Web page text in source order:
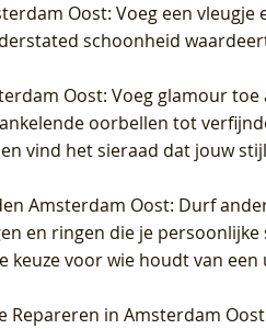
Oost: Voeg een
schoonheid
Oost: Voeg glamour
oorbellen tot
vind het sieraad dat jouw
Amsterdam Oost: Durf
en ringen die je
keuze voor wie houdt van
Repareren in Amsterdam Oost